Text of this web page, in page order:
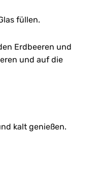
füllen.
Erdbeeren und
und auf die
kalt genießen.